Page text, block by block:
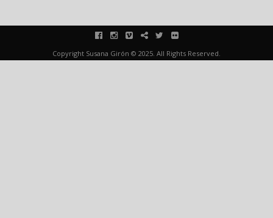
facebookinstagram
vimeoblink twitter
Copyright Susana Girón © 2025. All Rights Reserved.